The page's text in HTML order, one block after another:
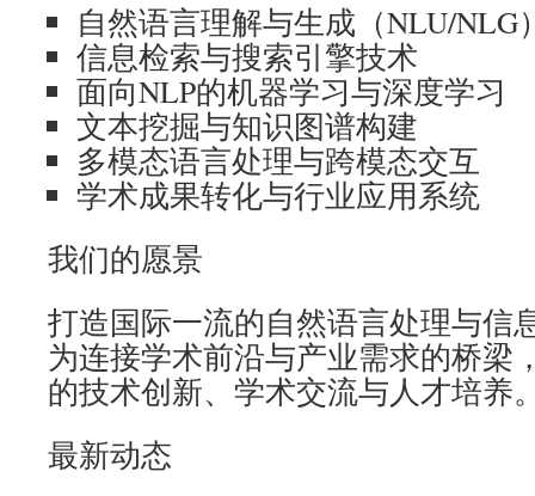
自然语言理解与生成（NLU/NLG
信息检索与搜索引擎技术
面向NLP的机器学习与深度学习
文本挖掘与知识图谱构建
多模态语言处理与跨模态交互
学术成果转化与行业应用系统
我们的愿景
打造国际一流的自然语言处理与信
为连接学术前沿与产业需求的桥梁
的技术创新、学术交流与人才培养
最新动态